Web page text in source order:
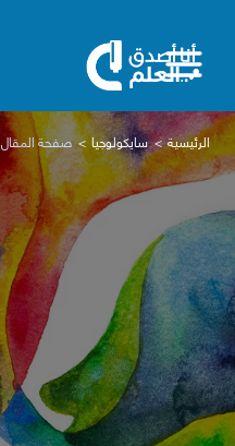
الرئيسية سايكولوجيا صفحة المقال